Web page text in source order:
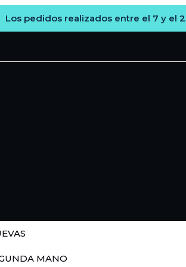
Los pedidos realizados entre el 7 y el
MANO